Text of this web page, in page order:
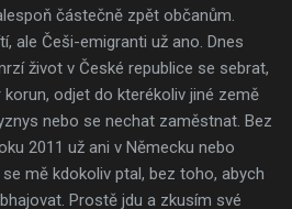
částečně zpět občanům.
ale Češi-emigranti už ano. Dnes
život v České republice se sebrat,
odjet do kterékoliv jiné země
nebo se nechat zaměstnat. Bez
2011 už ani v Německu nebo
mě kdokoliv ptal, bez toho, abych
Prostě jdu a zkusím své